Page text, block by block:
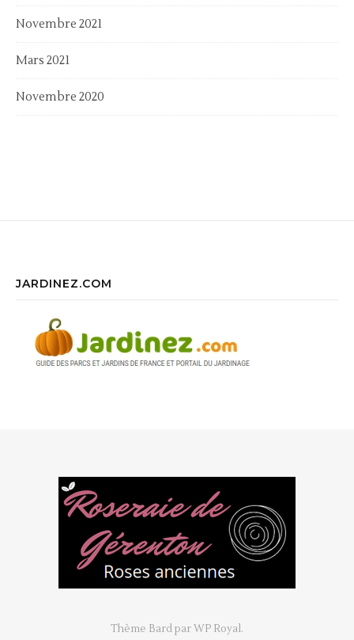
Novembre 2021
Mars 2021
Novembre 2020
JARDINEZ.COM
Thème Bard parWP Royal.